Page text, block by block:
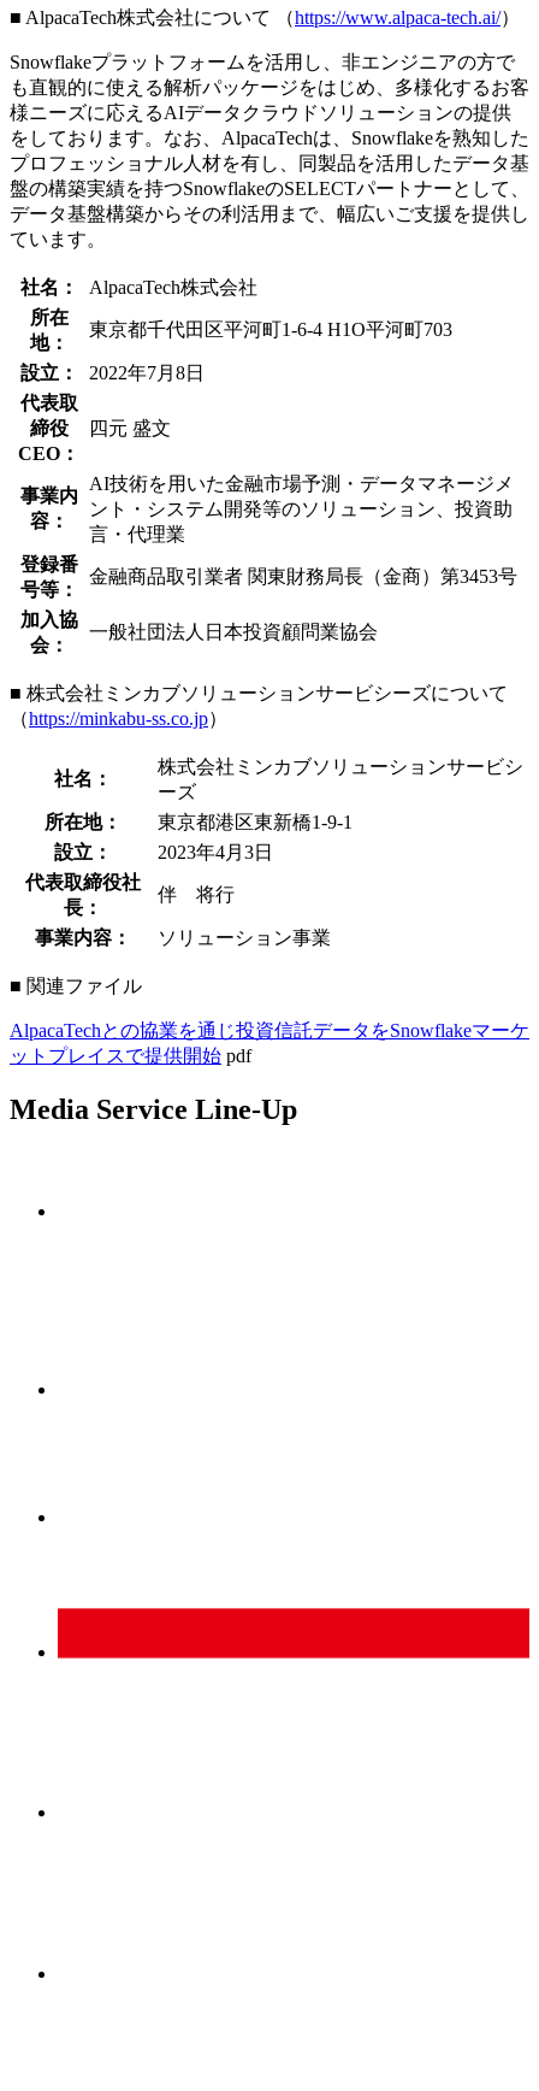
■ AlpacaTech株式会社について （https://www.alpaca-tech.ai/）
Snowflakeプラットフォームを活用し、非エンジニアの方で
も直観的に使える解析パッケージをはじめ、多様化するお客
様ニーズに応えるAIデータクラウドソリューションの提供
をしております。なお、AlpacaTechは、Snowflakeを熟知した
プロフェッショナル人材を有し、同製品を活用したデータ基
盤の構築実績を持つSnowflakeのSELECTパートナーとして、
データ基盤構築からその利活用まで、幅広いご支援を提供し
ています。
社名：
AlpacaTech株式会社
所在
地：
東京都千代田区平河町1-6-4 H1O平河町703
設立：
2022年7月8日
代表取
締役
CEO：
四元 盛文
事業内
容：
AI技術を用いた金融市場予測・データマネージメ
ント・システム開発等のソリューション、投資助
言・代理業
登録番
号等：
金融商品取引業者 関東財務局長（金商）第3453号
加入協
会：
一般社団法人日本投資顧問業協会
■ 株式会社ミンカブソリューションサービシーズについて
（https://minkabu-ss.co.jp）
社名：
株式会社ミンカブソリューションサービシ
ーズ
所在地：
東京都港区東新橋1-9-1
設立：
2023年4月3日
代表取締役社
長：
伴 将行
事業内容： ソリューション事業
■ 関連ファイル
AlpacaTechとの協業を通じ投資信託データをSnowflakeマーケ
ットプレイスで提供開始 pdf
Media Service Line-Up